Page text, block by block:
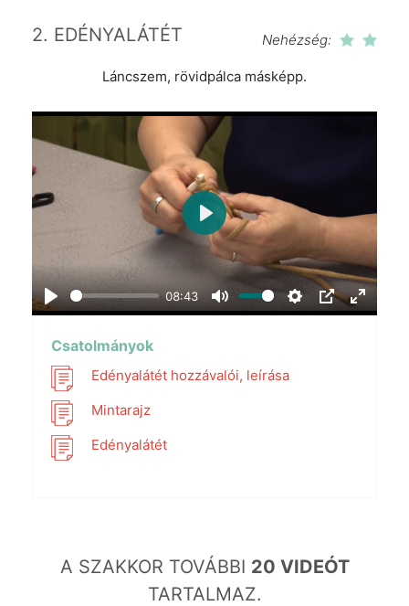
2. EDÉNYALÁTÉT Nehézség:
Láncszem, rövidpálca másképp.
Play
08:43
Mute Settings
PIP Enter
Play
Csatolmányok
Edényalátét hozzávalói, leírása
Mintarajz
Edényalátét
A SZAKKOR TOVÁBBI 20 VIDEÓT
TARTALMAZ.